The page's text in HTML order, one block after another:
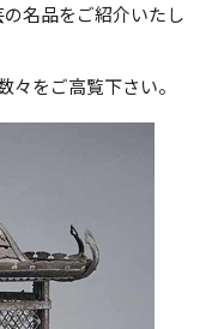
名品をご紹介いたし
をご高覧下さい。